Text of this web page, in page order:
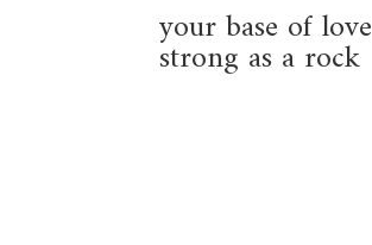
your base of love
strong as a rock